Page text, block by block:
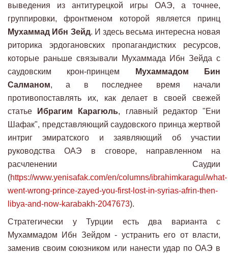
выведения из антитурецкой игры ОАЭ, а точнее,
группировки, фронтменом которой является принц
Мухаммад Ибн Зейд. И здесь весьма интересна новая
риторика эрдогановских пропагандистких ресурсов,
которые раньше связывали Мухаммада Ибн Зейда с
саудовским крон-принцем
Мухаммадом Бин
Салманом, а в последнее время начали
противопоставлять их, как делает в своей свежей
статье
Ибрагим Карагюль, главный редактор "Ени
Шафак", представляющий саудовского принца жертвой
интриг эмиратского и заявляющий об участии
руководства ОАЭ в сговоре, направленном на
расчленении Саудии
(https://www.yenisafak.com/en/columns/ibrahimkaragul/what-
went-wrong-prince-zayed-you-first-lost-in-syrias-afrin-then-
libya-and-now-karabakh-2047673).
Стратегически у Турции есть два варианта с
Мухаммадом Ибн Зейдом - устранить его от власти,
заменив своим союзником или нанести удар по ОАЭ в